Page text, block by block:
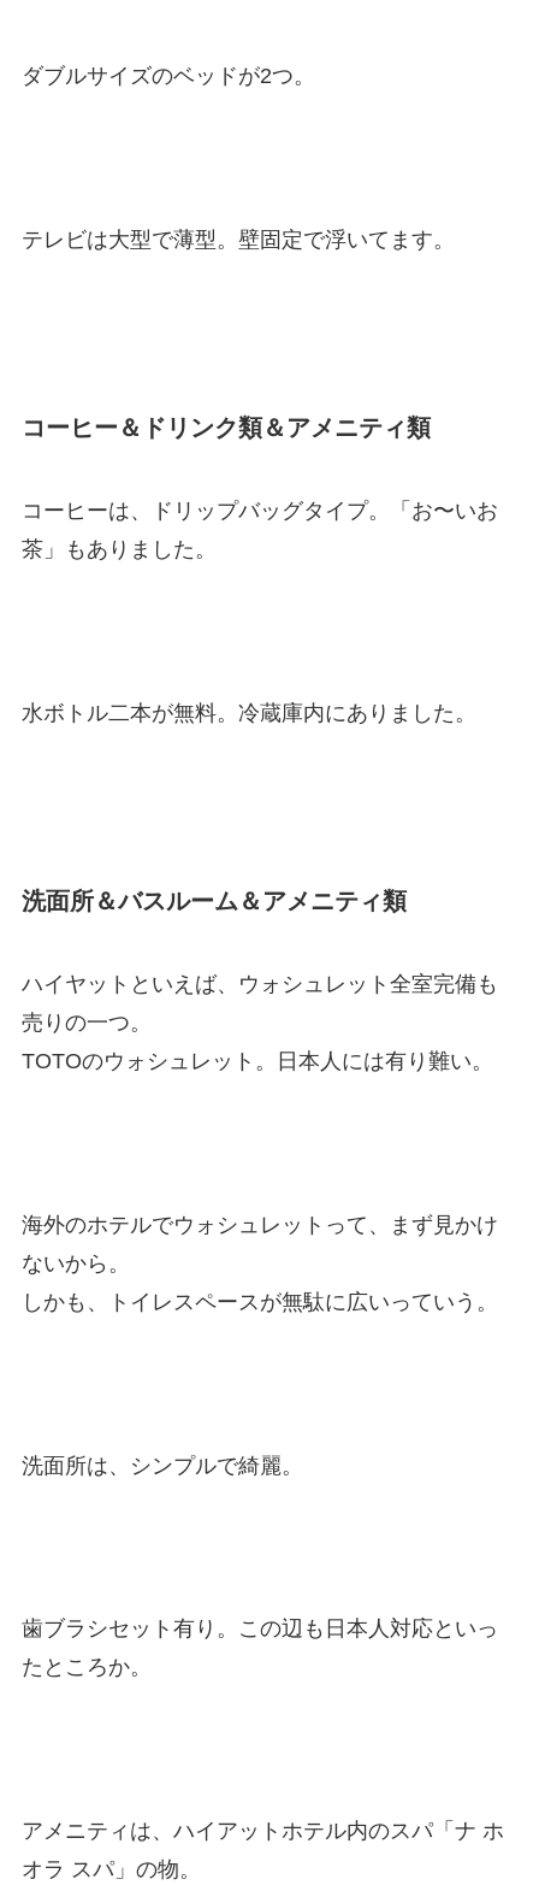
ダブルサイズのベッドが2つ。
テレビは大型で薄型。壁固定で浮いてます。
コーヒー＆ドリンク類＆アメニティ類
コーヒーは、ドリップバッグタイプ。「お〜いお
茶」もありました。
水ボトル二本が無料。冷蔵庫内にありました。
洗面所＆バスルーム＆アメニティ類
ハイヤットといえば、ウォシュレット全室完備も
売りの一つ。
TOTOのウォシュレット。日本人には有り難い。
海外のホテルでウォシュレットって、まず見かけ
ないから。
しかも、トイレスペースが無駄に広いっていう。
洗面所は、シンプルで綺麗。
歯ブラシセット有り。この辺も日本人対応といっ
たところか。
アメニティは、ハイアットホテル内のスパ「ナ ホ
オラ スパ」の物。